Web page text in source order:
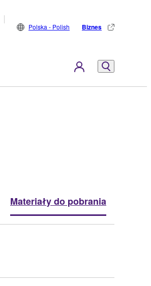
Polska - Polish Biznes
Materiały do pobrania